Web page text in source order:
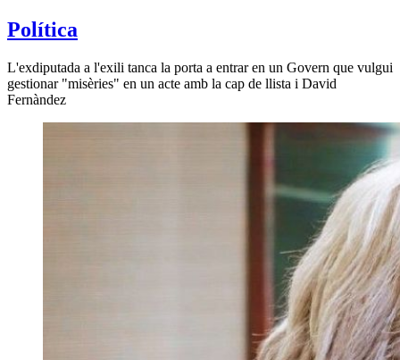
Política
L'exdiputada a l'exili tanca la porta a entrar en un Govern que vulgui
gestionar "misèries" en un acte amb la cap de llista i David
Fernàndez